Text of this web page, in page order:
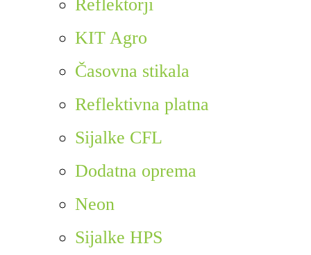
Reflektorji
KIT Agro
Časovna stikala
Reflektivna platna
Sijalke CFL
Dodatna oprema
Neon
Sijalke HPS